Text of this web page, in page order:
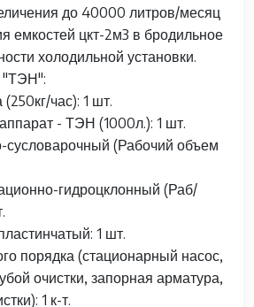
до 40000 литров/месяц
емкостей цкт-2м3 в бродильное
холодильной установки.
час): 1 шт.
- ТЭН (1000л.): 1 шт.
сусловарочный (Рабочий объем
гидроцклонный (Раб/
1 шт.
порядка (стационарный насос,
очистки, запорная арматура,
1 к-т.